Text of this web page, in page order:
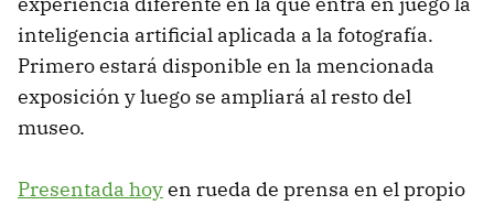
inteligencia artificial aplicada a la fotografía.
Primero estará disponible en la mencionada
exposición y luego se ampliará al resto del
museo.
Presentada hoyen rueda de prensa en el propio